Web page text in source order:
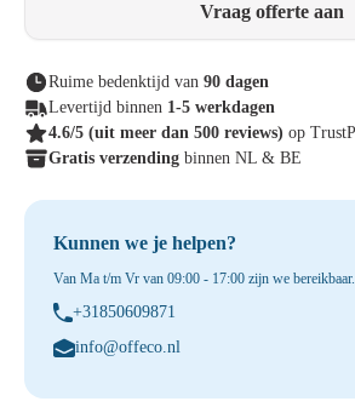
Vraag offerte aan
Ruime bedenktijd van 90 dagen
Levertijd binnen 1-5 werkdagen
4.6/5 (uit meer dan 500 reviews) op
Gratis verzending binnen NL & BE
Kunnen we je helpen?
Van Ma t/m Vr van 09:00 - 17:00 zijn we bereikbaar.
+31850609871
info@offeco.nl